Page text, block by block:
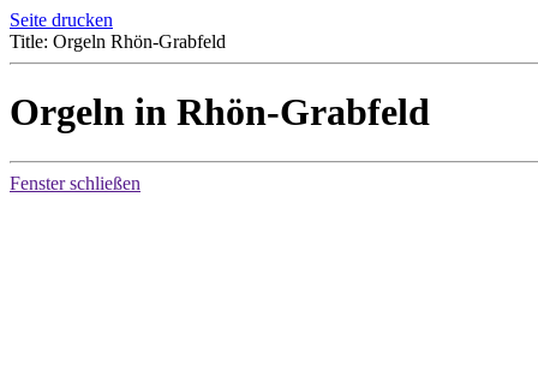
Seite drucken
Title: Orgeln Rhön-Grabfeld
Orgeln in Rhön-Grabfeld
Fenster schließen